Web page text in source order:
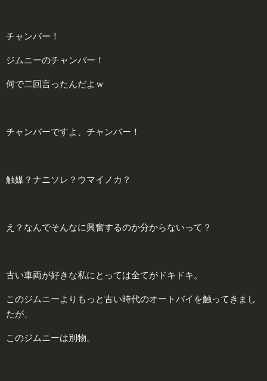
チャンバー！
ジムニーのチャンバー！
何で二回言ったんだよｗ
チャンバーですよ、チャンバー！
触媒？ナニソレ？ウマイノカ？
え？なんでそんなに興奮するのか分からないって？
古い車両が好きな私にとっては全てがドキドキ。
このジムニーよりもっと古い時代のオートバイを触ってきまし
たが、
このジムニーは別物。